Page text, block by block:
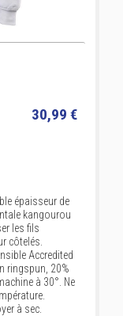
30,99 €
épaisseur de
kangourou
les fils
côtelés.
Accredited
ringspun, 20%
à 30°. Ne
à sec.